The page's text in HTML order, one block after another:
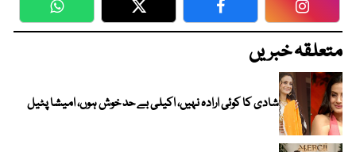
WhatsApp Twitter Facebook
متعلقہ خبریں
شادی کا کوئی ارادہ نہیں، اکیلی بے حد خوش ہوں، امیشا پٹیل